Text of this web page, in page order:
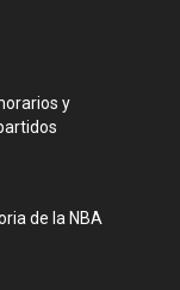
y
de la NBA